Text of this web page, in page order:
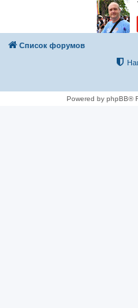
Список форумов
Powered by phpBB®